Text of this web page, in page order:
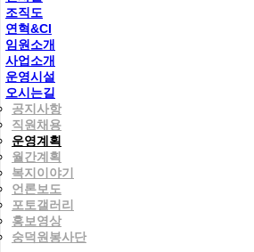
조직도
연혁&CI
임원소개
사업소개
운영시설
오시는길
공지사항
직원채용
운영계획
월간계획
복지이야기
언론보도
포토갤러리
홍보영상
숭덕원봉사단